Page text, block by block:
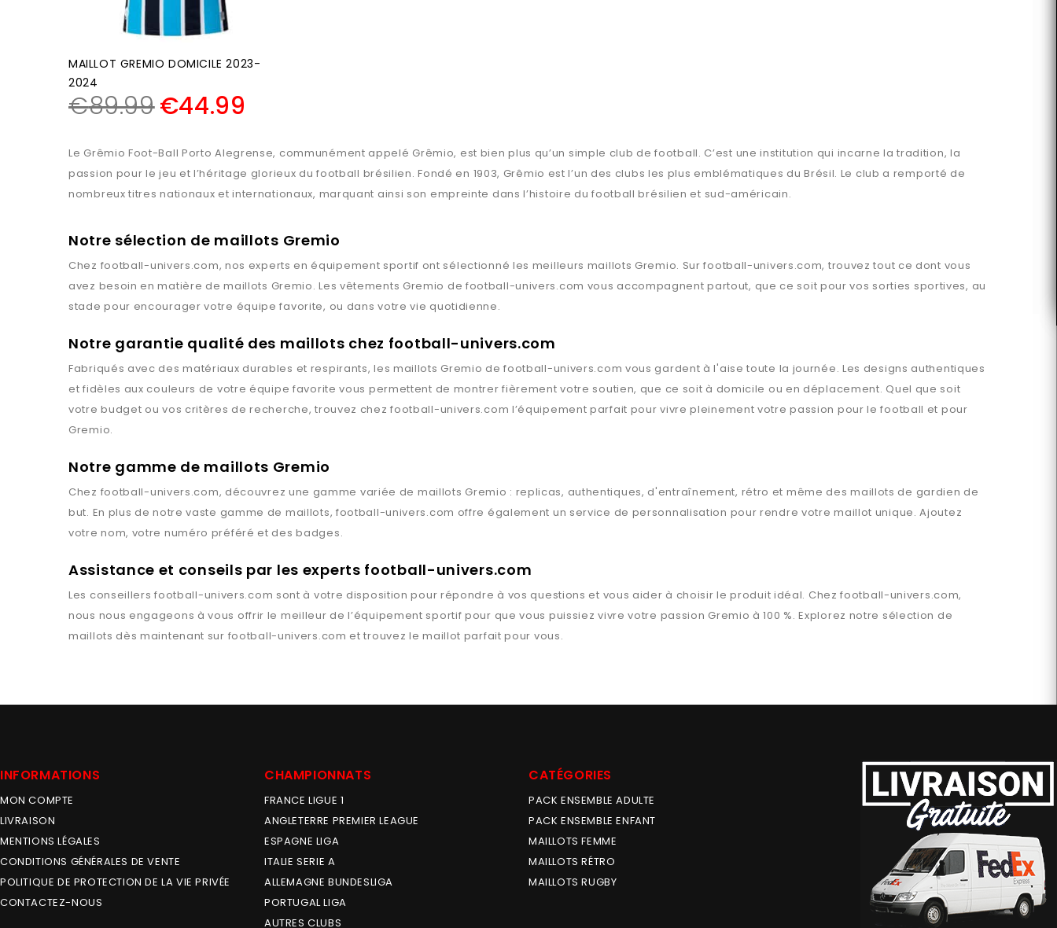
MAILLOT GREMIO DOMICILE 2023-
2024
€89.99€44.99
Le Grêmio Foot-Ball Porto Alegrense, communément appelé Grêmio, est bien plus qu’un simple club de football. C’est une institution qui incarne la tradition, la
passion pour le jeu et l’héritage glorieux du football brésilien. Fondé en 1903, Grêmio est l’un des clubs les plus emblématiques du Brésil. Le club a remporté de
nombreux titres nationaux et internationaux, marquant ainsi son empreinte dans l’histoire du football brésilien et sud-américain.
Notre sélection de maillots Gremio
Chez football-univers.com, nos experts en équipement sportif ont sélectionné les meilleurs maillots Gremio. Surfootball-univers.com, trouvez tout ce dont vous
avez besoin en matière de maillots Gremio. Les vêtements Gremio de football-univers.com vous accompagnent partout, que ce soit pour vos sorties sportives, au
stade pour encourager votre équipe favorite, ou dans votre vie quotidienne.
Notre garantie qualité des maillots chez football-univers.com
Fabriqués avec des matériaux durables et respirants, les maillots Gremio defootball-univers.com vous gardent à l'aise toute la journée. Les designs authentiques
et fidèles aux couleurs de votre équipe favorite vous permettent de montrer fièrement votre soutien, que ce soit à domicile ou en déplacement. Quel que soit
votre budget ou vos critères de recherche, trouvez chezfootball-univers.com l’équipement parfait pour vivre pleinement votre passion pour le football et pour
Gremio.
Notre gamme de maillots Gremio
Chez football-univers.com, découvrez une gamme variée de maillots Gremio : replicas, authentiques, d'entraînement, rétro et même des maillots de gardien de
but. En plus de notre vaste gamme de maillots, football-univers.com offre également un service de personnalisation pour rendre votre maillot unique. Ajoutez
votre nom, votre numéro préféré et des badges.
Assistance et conseils par les experts football-univers.com
Les conseillersfootball-univers.com sont à votre disposition pour répondre à vos questions et vous aider à choisir le produit idéal. Chezfootball-univers.com,
nous nous engageons à vous offrir le meilleur de l’équipement sportif pour que vous puissiez vivre votre passion Gremio à 100 %. Explorez notre sélection de
maillots dès maintenant sur football-univers.com et trouvez le maillot parfait pour vous.
INFORMATIONS
MON COMPTE
LIVRAISON
MENTIONS LÉGALES
CONDITIONS GÉNÉRALES DE VENTE
POLITIQUE DE PROTECTION DE LA VIE PRIVÉE
CONTACTEZ-NOUS
CHAMPIONNATS
FRANCE LIGUE 1
ANGLETERRE PREMIER LEAGUE
ESPAGNE LIGA
ITALIE SERIE A
ALLEMAGNE BUNDESLIGA
PORTUGAL LIGA
AUTRES CLUBS
CATÉGORIES
PACK ENSEMBLE ADULTE
PACK ENSEMBLE ENFANT
MAILLOTS FEMME
MAILLOTS RÉTRO
MAILLOTS RUGBY